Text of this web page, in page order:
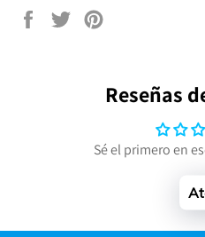
Compartir
Tuitear
Reseñas
Sé el primero en